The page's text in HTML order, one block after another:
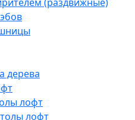
дерева
лофт
лофт